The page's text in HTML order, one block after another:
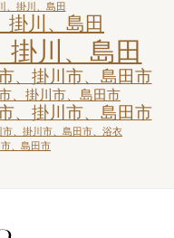
、掛川、島田
掛川、島田
川、島田
、掛川市、島田市
、掛川市、島田市
、掛川市、島田市
市、掛川市、島田市、浴衣
、島田市